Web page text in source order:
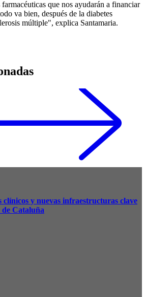
farmacéuticas que nos ayudarán a financiar
va bien, después de la diabetes
múltiple", explica Santamaria.
y nuevas infraestructuras clave
Cataluña